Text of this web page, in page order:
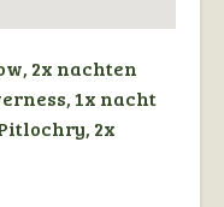
2x nachten
1x nacht
2x